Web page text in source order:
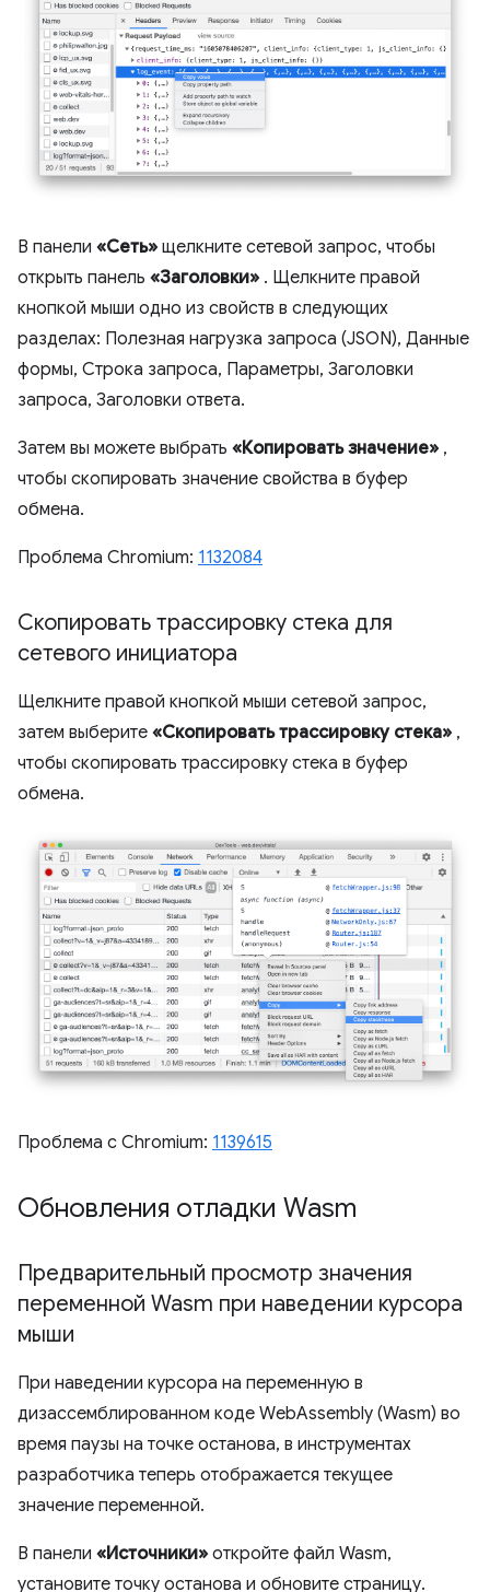
В панели «Сеть» щелкните сетевой запрос, чтобы
открыть панель «Заголовки» . Щелкните правой
кнопкой мыши одно из свойств в следующих
разделах: Полезная нагрузка запроса (JSON), Данные
формы, Строка запроса, Параметры, Заголовки
запроса, Заголовки ответа.
Затем вы можете выбрать «Копировать значение» ,
чтобы скопировать значение свойства в буфер
обмена.
Проблема Chromium: 1132084
Скопировать трассировку стека для
сетевого инициатора
Щелкните правой кнопкой мыши сетевой запрос,
затем выберите «Скопировать трассировку стека» ,
чтобы скопировать трассировку стека в буфер
обмена.
Проблема с Chromium: 1139615
Обновления отладки Wasm
Предварительный просмотр значения
переменной Wasm при наведении курсора
мыши
При наведении курсора на переменную в
дизассемблированном коде WebAssembly (Wasm) во
время паузы на точке останова, в инструментах
разработчика теперь отображается текущее
значение переменной.
В панели «Источники» откройте файл Wasm,
установите точку останова и обновите страницу.